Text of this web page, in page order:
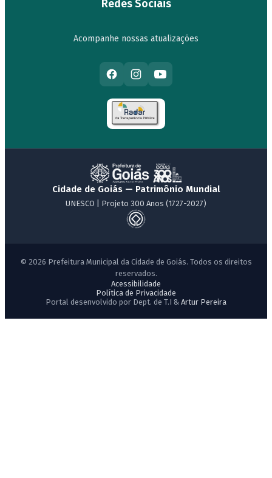
Redes Sociais
Acompanhe nossas atualizações
Cidade de Goiás — Patrimônio Mundial
UNESCO | Projeto 300 Anos (1727-2027)
© 2026 Prefeitura Municipal da Cidade de Goiás. Todos os direitos
reservados.
Acessibilidade
Política de Privacidade
Portal desenvolvido por Dept. de T.I & Artur Pereira